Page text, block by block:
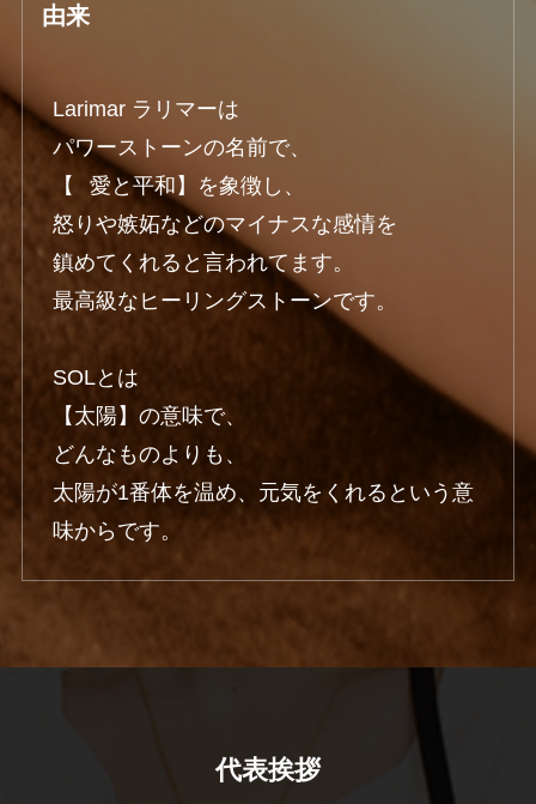
由来
Larimar ラリマーは
パワーストーンの名前で、
【⠀愛と平和】を象徴し、
怒りや嫉妬などのマイナスな感情を
鎮めてくれると言われてます。
最高級なヒーリングストーンです。
SOLとは
【太陽】の意味で、
どんなものよりも、
太陽が1番体を温め、元気をくれるという意
味からです。
代表挨拶